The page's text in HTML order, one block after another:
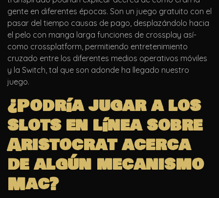
gente en diferentes épocas. Son un juego gratuito con el
pasar del tiempo causas de pago, desplazándolo hacia
el pelo con manga larga funciones de crossplay así­
como crossplatform, permitiendo entretenimiento
cruzado entre los diferentes medios operativos móviles
y la Switch, tal que son adonde ha llegado nuestro
juego.
¿Podría jugar a los
slots en línea sobre
Aristocrat acerca
de algún mecanismo
Mac?